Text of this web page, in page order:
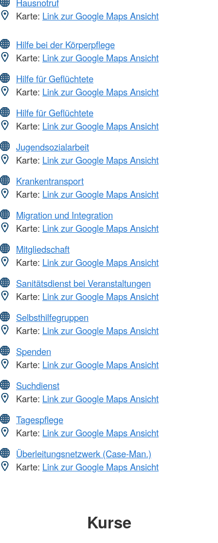
Karte: Link zur Google Maps Ansicht
Hilfe bei der Körperpflege
Karte: Link zur Google Maps Ansicht
Hilfe für Geflüchtete
Karte: Link zur Google Maps Ansicht
Hilfe für Geflüchtete
Karte: Link zur Google Maps Ansicht
Jugendsozialarbeit
Karte: Link zur Google Maps Ansicht
Krankentransport
Karte: Link zur Google Maps Ansicht
Migration und Integration
Karte: Link zur Google Maps Ansicht
Mitgliedschaft
Karte: Link zur Google Maps Ansicht
Sanitätsdienst bei Veranstaltungen
Karte: Link zur Google Maps Ansicht
Selbsthilfegruppen
Karte: Link zur Google Maps Ansicht
Spenden
Karte: Link zur Google Maps Ansicht
Suchdienst
Karte: Link zur Google Maps Ansicht
Tagespflege
Karte: Link zur Google Maps Ansicht
Überleitungsnetzwerk (Case-Man.)
Karte: Link zur Google Maps Ansicht
Kurse